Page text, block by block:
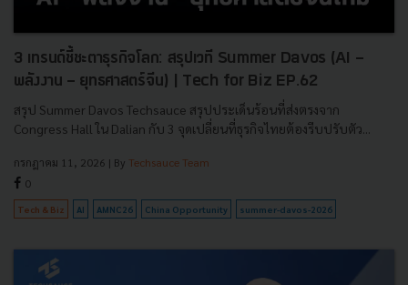
3 เทรนด์ชี้ชะตาธุรกิจโลก: สรุปเวที Summer Davos (AI -
พลังงาน - ยุทธศาสตร์จีน) | Tech for Biz EP.62
สรุป Summer Davos Techsauce สรุปประเด็นร้อนที่ส่งตรงจาก
Congress Hall ใน Dalian กับ 3 จุดเปลี่ยนที่ธุรกิจไทยต้องรีบปรับตัว...
กรกฎาคม 11, 2026 | By Techsauce Team
0
Tech & Biz AI AMNC26 China Opportunity summer-davos-2026